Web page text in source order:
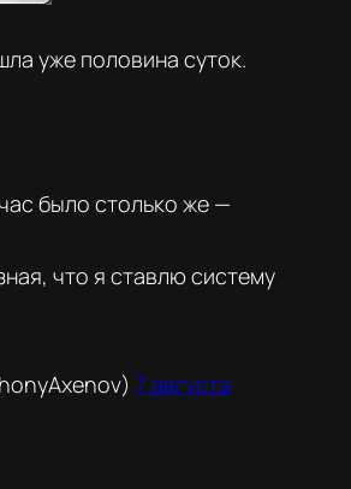
уже половина суток.
было столько же —
что я ставлю систему
7 августа